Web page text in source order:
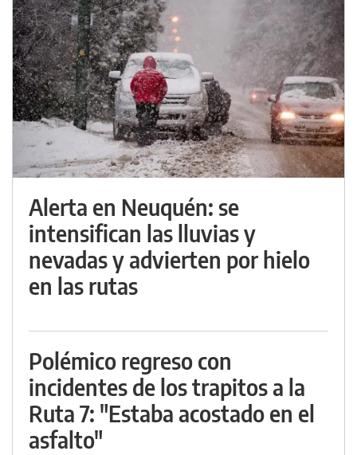
Alerta en Neuquén: se
intensifican las lluvias y
nevadas y advierten por hielo
en las rutas
Polémico regreso con
incidentes de los trapitos a la
Ruta 7: "Estaba acostado en el
asfalto"